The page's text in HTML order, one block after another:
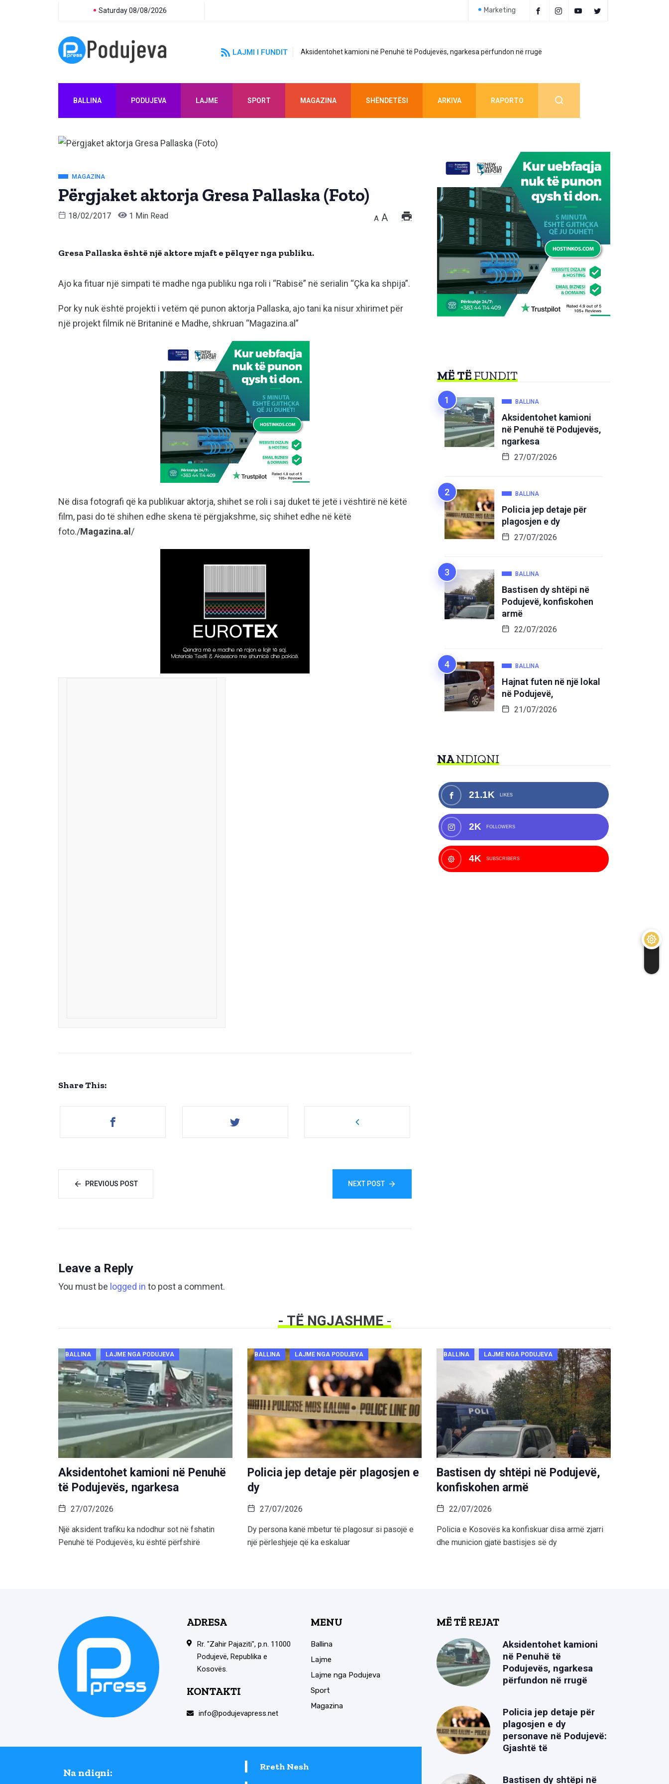
Saturday 08/08/2026 Marketing
LAJMI I FUNDIT Aksidentohet kamioni në Penuhë të Podujevës, ngarkesa përfundon në rrugë
BALLINA PODUJEVA LAJME SPORT MAGAZINA SHËNDETËSI ARKIVA RAPORTO
MAGAZINA
Përgjaket aktorja Gresa Pallaska (Foto)
18/02/2017 1 Min Read A A
Gresa Pallaska është një aktore mjaft e pëlqyer nga publiku.
Ajo ka fituar një simpati të madhe nga publiku nga roli i “Rabisë” në serialin “Çka ka shpija”.
Por ky nuk është projekti i vetëm që punon aktorja Pallaska, ajo tani ka nisur xhirimet për
një projekt filmik në Britaninë e Madhe, shkruan “Magazina.al”
Në disa fotografi që ka publikuar aktorja, shihet se roli i saj duket të jetë i vështirë në këtë
film, pasi do të shihen edhe skena të përgjakshme, siç shihet edhe në këtë
foto./Magazina.al /
Share This:
PREVIOUS POST NEXT POST
Leave a Reply
You must be logged in to post a comment.
MË TËFUNDIT
BALLINA
Aksidentohet kamioni
në Penuhë të Podujevës,
ngarkesa
27/07/2026
BALLINA
Policia jep detaje për
plagosjen e dy
27/07/2026
BALLINA
Bastisen dy shtëpi në
Podujevë, konfiskohen
armë
22/07/2026
BALLINA
Hajnat futen në një lokal
në Podujevë,
21/07/2026
NANDIQNI
21.1K LIKES
2K FOLLOWERS
4K SUBSCRIBERS
- TË NGJASHME-
BALLINA LAJME NGA PODUJEVA
Aksidentohet kamioni në Penuhë
të Podujevës, ngarkesa
27/07/2026
Një aksident trafiku ka ndodhur sot në fshatin
Penuhë të Podujevës, ku është përfshirë
BALLINA LAJME NGA PODUJEVA
Policia jep detaje për plagosjen e
dy
27/07/2026
Dy persona kanë mbetur të plagosur si pasojë e
një përleshjeje që ka eskaluar
BALLINA LAJME NGA PODUJEVA
Bastisen dy shtëpi në Podujevë,
konfiskohen armë
22/07/2026
Policia e Kosovës ka konfiskuar disa armë zjarri
dhe municion gjatë bastisjes së dy
ADRESA
Rr. "Zahir Pajaziti", p.n. 11000
Podujevë, Republika e
Kosovës.
KONTAKTI
info@podujevapress.net
MENU
Ballina
Lajme
Lajme nga Podujeva
Sport
Magazina
Na ndiqni:
Rreth Nesh
MË TË REJAT
Aksidentohet kamioni
në Penuhë të
Podujevës, ngarkesa
përfundon në rrugë
Policia jep detaje për
plagosjen e dy
personave në Podujevë:
Gjashtë të
Bastisen dy shtëpi në